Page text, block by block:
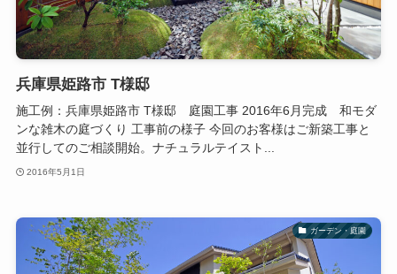
兵庫県姫路市 T様邸
施工例：兵庫県姫路市 T様邸 庭園工事 2016年6月完成 和モダ
ンな雑木の庭づくり 工事前の様子 今回のお客様はご新築工事と
並行してのご相談開始。ナチュラルテイスト...
2016年5月1日
ガーデン・庭園